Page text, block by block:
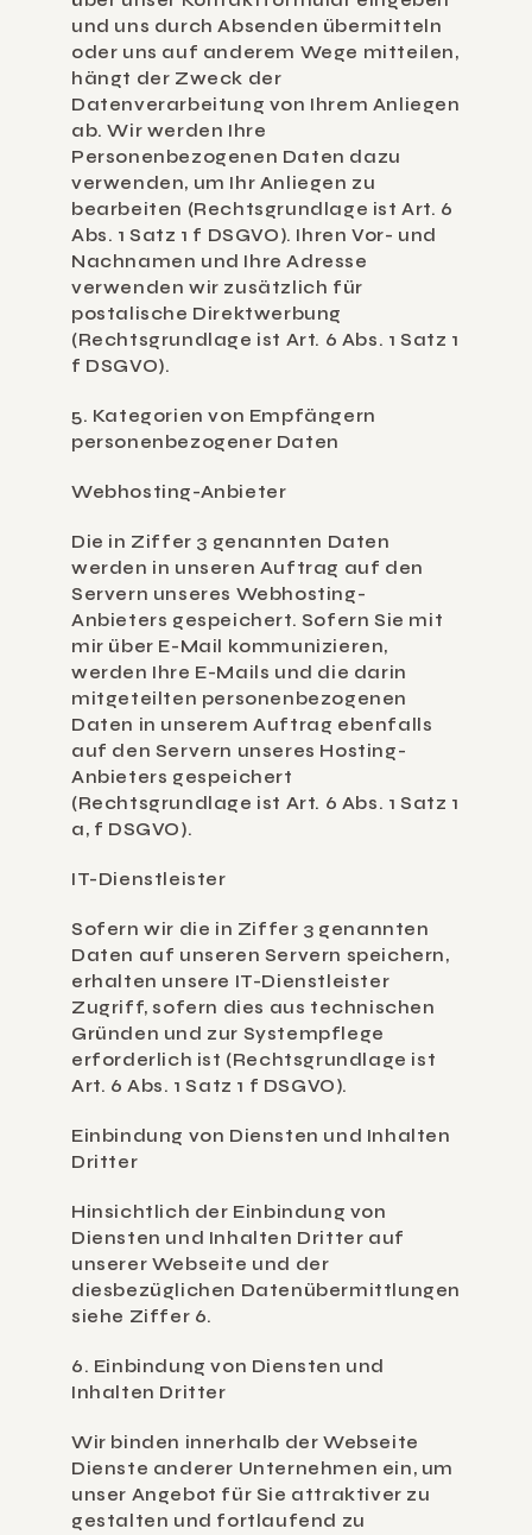
und uns durch Absenden übermitteln
oder uns auf anderem Wege mitteilen,
hängt der Zweck der
Datenverarbeitung von Ihrem Anliegen
ab. Wir werden Ihre
Personenbezogenen Daten dazu
verwenden, um Ihr Anliegen zu
bearbeiten (Rechtsgrundlage ist Art. 6
Abs. 1 Satz 1 f DSGVO). Ihren Vor- und
Nachnamen und Ihre Adresse
verwenden wir zusätzlich für
postalische Direktwerbung
(Rechtsgrundlage ist Art. 6 Abs. 1 Satz 1
f DSGVO).
5. Kategorien von Empfängern
personenbezogener Daten
Webhosting-Anbieter
Die in Ziffer 3 genannten Daten
werden in unseren Auftrag auf den
Servern unseres Webhosting-
Anbieters gespeichert. Sofern Sie mit
mir über E-Mail kommunizieren,
werden Ihre E-Mails und die darin
mitgeteilten personenbezogenen
Daten in unserem Auftrag ebenfalls
auf den Servern unseres Hosting-
Anbieters gespeichert
(Rechtsgrundlage ist Art. 6 Abs. 1 Satz 1
a, f DSGVO).
IT-Dienstleister
Sofern wir die in Ziffer 3 genannten
Daten auf unseren Servern speichern,
erhalten unsere IT-Dienstleister
Zugriff, sofern dies aus technischen
Gründen und zur Systempflege
erforderlich ist (Rechtsgrundlage ist
Art. 6 Abs. 1 Satz 1 f DSGVO).
Einbindung von Diensten und Inhalten
Dritter
Hinsichtlich der Einbindung von
Diensten und Inhalten Dritter auf
unserer Webseite und der
diesbezüglichen Datenübermittlungen
siehe Ziffer 6.
6. Einbindung von Diensten und
Inhalten Dritter
Wir binden innerhalb der Webseite
Dienste anderer Unternehmen ein, um
unser Angebot für Sie attraktiver zu
gestalten und fortlaufend zu